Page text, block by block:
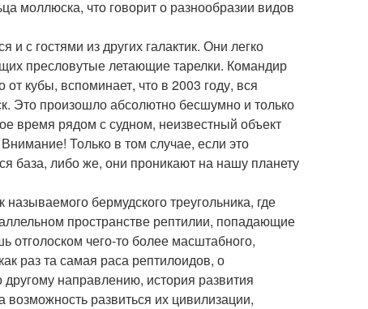
моллюска, что говорит о разнообразии видов
с гостями из других галактик. Они легко
пресловутые летающие тарелки. Командир
кубы, вспоминает, что в 2003 году, вся
Это произошло абсолютно бесшумно и только
время рядом с судном, неизвестный объект
Только в том случае, если это
база, либо же, они проникают на нашу планету
бермудского треугольника, где
пространстве рептилии, попадающие
отголоском чего-то более масштабного,
раз та самая раса рептилоидов, о
направлению, история развития
развиться их цивилизации,